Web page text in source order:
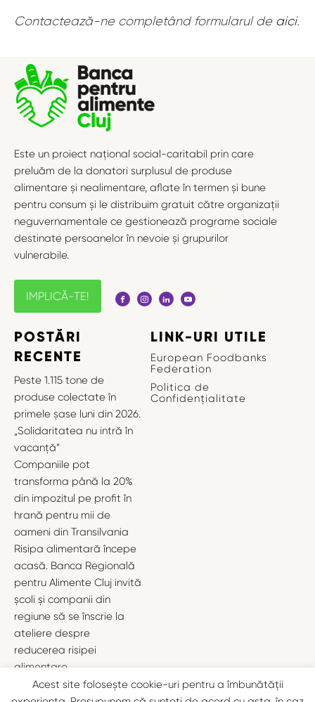
Contactează-ne completând formularul de aici.
Este un proiect național social-caritabil prin care
preluăm de la donatori surplusul de produse
alimentare și nealimentare, aflate în termen și bune
pentru consum și le distribuim gratuit către organizații
neguvernamentale ce gestionează programe sociale
destinate persoanelor în nevoie și grupurilor
vulnerabile.
IMPLICĂ-TE!
POSTĂRI
RECENTE
Peste 1.115 tone de
produse colectate în
primele șase luni din 2026.
„Solidaritatea nu intră în
vacanță”
Companiile pot
transforma până la 20%
din impozitul pe profit în
hrană pentru mii de
oameni din Transilvania
Risipa alimentară începe
acasă. Banca Regională
pentru Alimente Cluj invită
școli și companii din
regiune să se înscrie la
ateliere despre
reducerea risipei
alimentare
17 Următor »
LINK-URI UTILE
European Foodbanks
Federation
Politica de
Confidențialitate
Acest site folosește cookie-uri pentru a îmbunătății